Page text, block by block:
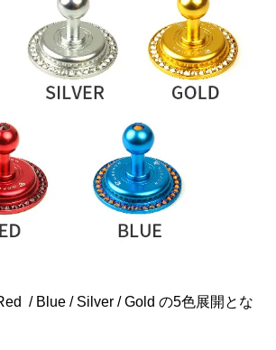
/ Blue / Silver / Gold の5色展開とな